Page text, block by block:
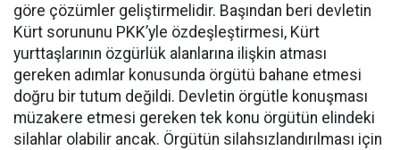
göre çözümler geliştirmelidir. Başından beri devletin
Kürt sorununu PKK’yle özdeşleştirmesi, Kürt
yurttaşlarının özgürlük alanlarına ilişkin atması
gereken adımlar konusunda örgütü bahane etmesi
doğru bir tutum değildi. Devletin örgütle konuşması
müzakere etmesi gereken tek konu örgütün elindeki
silahlar olabilir ancak. Örgütün silahsızlandırılması için